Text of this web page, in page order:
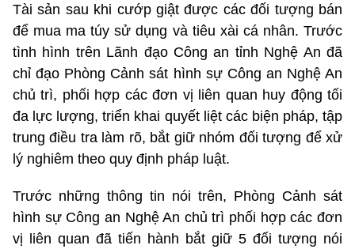
Tài sản sau khi cướp giật được các đối tượng bán
để mua ma túy sử dụng và tiêu xài cá nhân. Trước
tình hình trên Lãnh đạo Công an tỉnh Nghệ An đã
chỉ đạo Phòng Cảnh sát hình sự Công an Nghệ An
chủ trì, phối hợp các đơn vị liên quan huy động tối
đa lực lượng, triển khai quyết liệt các biện pháp, tập
trung điều tra làm rõ, bắt giữ nhóm đối tượng để xử
lý nghiêm theo quy định pháp luật.
Trước những thông tin nói trên, Phòng Cảnh sát
hình sự Công an Nghệ An chủ trì phối hợp các đơn
vị liên quan đã tiến hành bắt giữ 5 đối tượng nói